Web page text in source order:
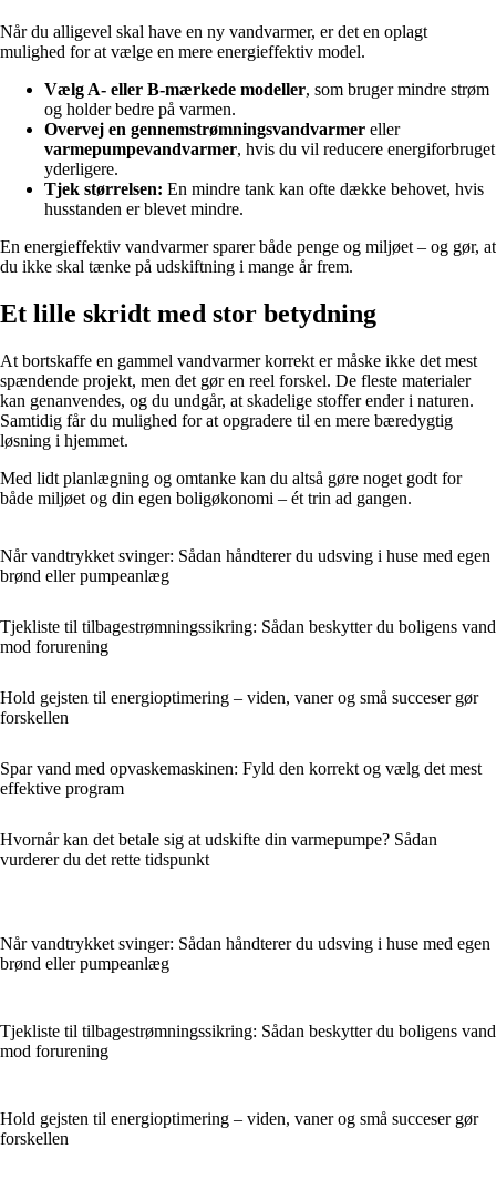
Når du alligevel skal have en ny vandvarmer, er det en oplagt
mulighed for at vælge en mere energieffektiv model.
Vælg A- eller B-mærkede modeller, som bruger mindre strøm
og holder bedre på varmen.
Overvej en gennemstrømningsvandvarmer eller
varmepumpevandvarmer, hvis du vil reducere energiforbruget
yderligere.
Tjek størrelsen: En mindre tank kan ofte dække behovet, hvis
husstanden er blevet mindre.
En energieffektiv vandvarmer sparer både penge og miljøet – og gør, at
du ikke skal tænke på udskiftning i mange år frem.
Et lille skridt med stor betydning
At bortskaffe en gammel vandvarmer korrekt er måske ikke det mest
spændende projekt, men det gør en reel forskel. De fleste materialer
kan genanvendes, og du undgår, at skadelige stoffer ender i naturen.
Samtidig får du mulighed for at opgradere til en mere bæredygtig
løsning i hjemmet.
Med lidt planlægning og omtanke kan du altså gøre noget godt for
både miljøet og din egen boligøkonomi – ét trin ad gangen.
Når vandtrykket svinger: Sådan håndterer du udsving i huse med egen
brønd eller pumpeanlæg
Tjekliste til tilbagestrømningssikring: Sådan beskytter du boligens vand
mod forurening
Hold gejsten til energioptimering – viden, vaner og små succeser gør
forskellen
Spar vand med opvaskemaskinen: Fyld den korrekt og vælg det mest
effektive program
Hvornår kan det betale sig at udskifte din varmepumpe? Sådan
vurderer du det rette tidspunkt
Når vandtrykket svinger: Sådan håndterer du udsving i huse med egen
brønd eller pumpeanlæg
Tjekliste til tilbagestrømningssikring: Sådan beskytter du boligens vand
mod forurening
Hold gejsten til energioptimering – viden, vaner og små succeser gør
forskellen